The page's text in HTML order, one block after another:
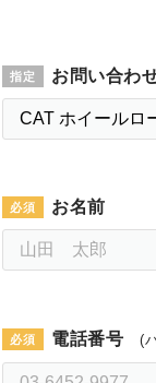
お問い合わ
お名前
電話番号 (